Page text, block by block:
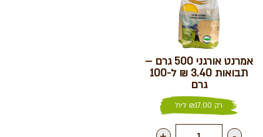
אמרנט אורגני 500 גרם –
תבואות 3.40 ₪ ל-100
גרם
רק ₪17.00 ליח'